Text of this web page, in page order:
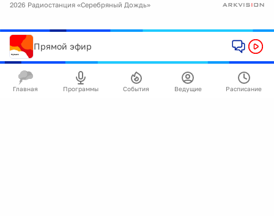
2026 Радиостанция «Серебряный Дождь»
Прямой эфир
Главная Программы События Ведущие Расписание